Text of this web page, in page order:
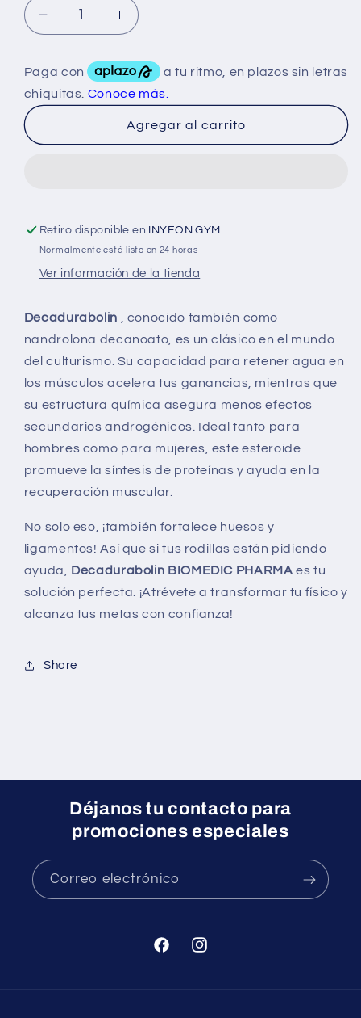
Reducir
cantidad
Biomedic
Decadurabolin
300
Aumentar
cantidad
para
Biomedic
Decadurabolin
300
10ML
Agregar al carrito
Retiro disponible en INYEON GYM
Normalmente está listo en 24 horas
Ver información de la tienda
Decadurabolin , conocido también como
nandrolona decanoato, es un clásico en el mundo
del culturismo. Su capacidad para retener agua en
los músculos acelera tus ganancias, mientras que
su estructura química asegura menos efectos
secundarios androgénicos. Ideal tanto para
hombres como para mujeres, este esteroide
promueve la síntesis de proteínas y ayuda en la
recuperación muscular.
No solo eso, ¡también fortalece huesos y
ligamentos! Así que si tus rodillas están pidiendo
ayuda,
Decadurabolin BIOMEDIC PHARMA es tu
solución perfecta. ¡Atrévete a transformar tu físico y
alcanza tus metas con confianza!
Share
Déjanos tu contacto para
promociones especiales
Correo electrónico
FacebookInstagram